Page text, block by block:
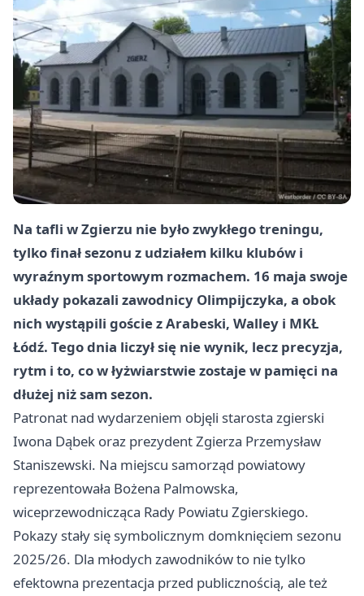
Na tafli w Zgierzu nie było zwykłego treningu,
tylko finał sezonu z udziałem kilku klubów i
wyraźnym sportowym rozmachem. 16 maja swoje
układy pokazali zawodnicy Olimpijczyka, a obok
nich wystąpili goście z Arabeski, Walley i MKŁ
Łódź. Tego dnia liczył się nie wynik, lecz precyzja,
rytm i to, co w łyżwiarstwie zostaje w pamięci na
dłużej niż sam sezon.
Patronat nad wydarzeniem objęli starosta zgierski
Iwona Dąbek oraz prezydent Zgierza Przemysław
Staniszewski. Na miejscu samorząd powiatowy
reprezentowała Bożena Palmowska,
wiceprzewodnicząca Rady Powiatu Zgierskiego.
Pokazy stały się symbolicznym domknięciem sezonu
2025/26. Dla młodych zawodników to nie tylko
efektowna prezentacja przed publicznością, ale też